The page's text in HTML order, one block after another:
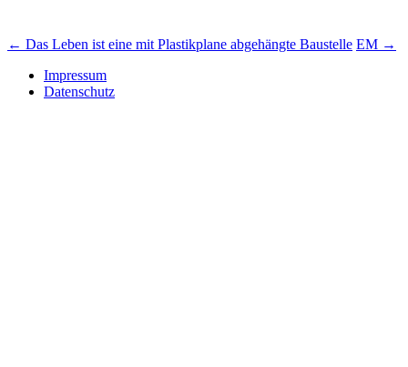
Beitrags-
Navigation
← Das Leben ist eine mit Plastikplane abgehängte Baustelle EM →
Impressum
Datenschutz